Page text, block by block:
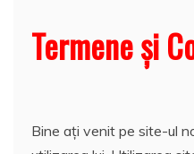
Termene și
Bine ați venit pe site-ul